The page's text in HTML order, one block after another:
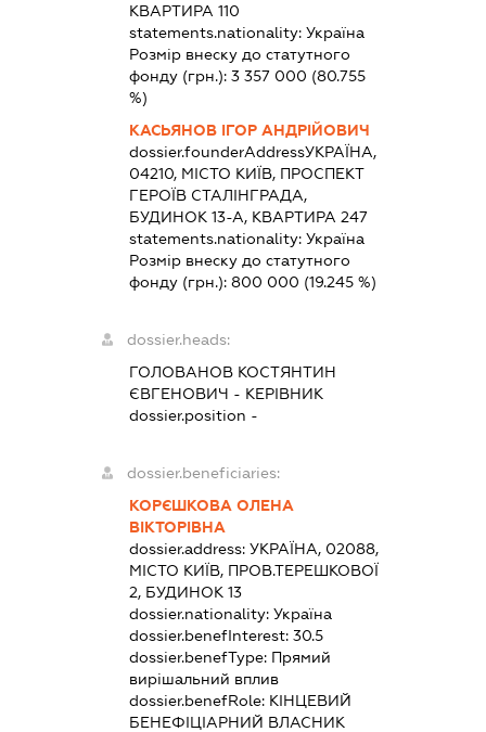
КВАРТИРА 110
statements.nationality:Україна
Розмір внеску до статутного
фонду (грн.):3 357 000 (80.755
%)
КАСЬЯНОВ ІГОР АНДРІЙОВИЧ
dossier.founderAddressУКРАЇНА,
04210, МІСТО КИЇВ, ПРОСПЕКТ
ГЕРОЇВ СТАЛІНГРАДА,
БУДИНОК 13-А, КВАРТИРА 247
statements.nationality:Україна
Розмір внеску до статутного
фонду (грн.):800 000 (19.245 %)
dossier.heads:
ГОЛОВАНОВ КОСТЯНТИН
ЄВГЕНОВИЧ - КЕРІВНИК
dossier.position -
dossier.beneficiaries:
КОРЄШКОВА ОЛЕНА
ВІКТОРІВНА
dossier.address:УКРАЇНА, 02088,
МІСТО КИЇВ, ПРОВ.ТЕРЕШКОВОЇ
2, БУДИНОК 13
dossier.nationality:Україна
dossier.benefInterest:30.5
dossier.benefType: Прямий
вирішальний вплив
dossier.benefRole: КІНЦЕВИЙ
БЕНЕФІЦІАРНИЙ ВЛАСНИК